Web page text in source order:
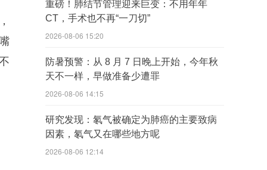
重磅！肺结节管理迎来巨变：不用年年
CT，手术也不再“一刀切”
2026-08-06 15:20
防暑预警：从 8 月 7 日晚上开始，今年秋
天不一样，早做准备少遭罪
2026-08-06 14:15
研究发现：氡气被确定为肺癌的主要致病
因素，氡气又在哪些地方呢
2026-08-06 12:14